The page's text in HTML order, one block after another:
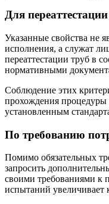
Для
Указанные свойства не
исполнения, а служат
переаттестации труб в
нормативными
Соблюдение этих
прохождения процедуры
установленным
По требованию
Помимо обязательных
запросить
своими требованиями к
испытаний увеличивает